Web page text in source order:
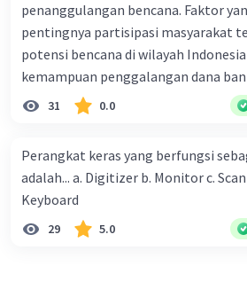
penanggulangan bencana. Faktor
pentingnya partisipasi masyarakat
potensi bencana di wilayah
kemampuan penggalangan dana
makin tinggi c. pemahaman
kepada masyarakat masih rendah d.
bencana e. kepercayaan pemerintah
mampu mengatasi bencana
31 0.0
Perangkat keras yang berfungsi
adalah... a. Digitizer b. Monitor c.
Keyboard
29 5.0